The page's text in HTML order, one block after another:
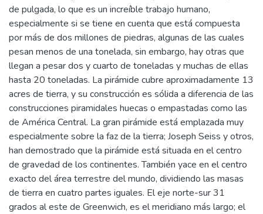
de pulgada, lo que es un increíble trabajo humano,
especialmente si se tiene en cuenta que está compuesta
por más de dos millones de piedras, algunas de las cuales
pesan menos de una tonelada, sin embargo, hay otras que
llegan a pesar dos y cuarto de toneladas y muchas de ellas
hasta 20 toneladas. La pirámide cubre aproximadamente 13
acres de tierra, y su construcción es sólida a diferencia de las
construcciones piramidales huecas o empastadas como las
de América Central. La gran pirámide está emplazada muy
especialmente sobre la faz de la tierra; Joseph Seiss y otros,
han demostrado que la pirámide está situada en el centro
de gravedad de los continentes. También yace en el centro
exacto del área terrestre del mundo, dividiendo las masas
de tierra en cuatro partes iguales. El eje norte-sur 31
grados al este de Greenwich, es el meridiano más largo; el